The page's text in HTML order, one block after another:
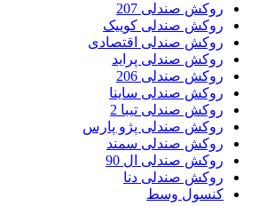
روکش صندلی 207
روکش صندلی کوییک
روکش صندلی اقتصادی
روکش صندلی پراید
روکش صندلی 206
روکش صندلی ساینا
روکش صندلی تیبا 2
روکش صندلی پژو پارس
روکش صندلی سمند
روکش صندلی ال 90
روکش صندلی دنا
کنسول وسط